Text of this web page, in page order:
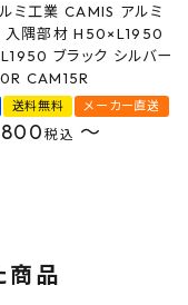
ミ工業 CAMIS アルミ
入隅部材 H50×L1950
ブラック シルバー
CAM15R
送料無料 メーカー直送
税込 〜
商品